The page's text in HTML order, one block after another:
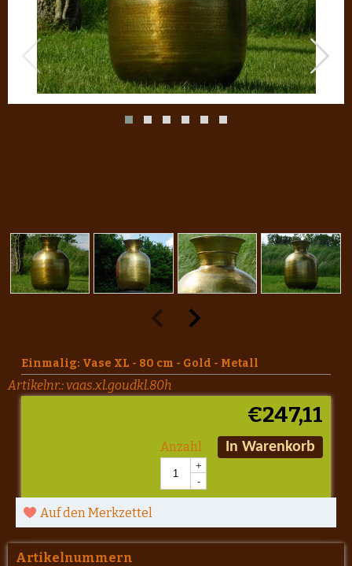
Einmalig: Vase XL - 80 cm - Gold - Metall
Artikelnr.:vaas.xl.goudkl.80h
€247,11
Anzahl
+
-
In Warenkorb
Auf den Merkzettel
Artikelnummern